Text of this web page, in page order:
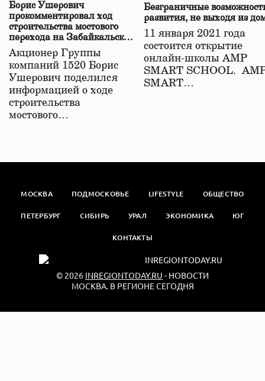
Борис Ушерович
прокомментировал ход
строительства мостового
перехода на Забайкальской
железной дороге
Акционер Группы
компаний 1520 Борис
Ушерович поделился
информацией о ходе
строительства
мостового…
Безграничные
развития, не выходя из
11 января 2021 года
состоится открытие
онлайн-школы АМР
SMART SCHOOL.
SMART…
МОСКВА ПОДМОСКОВЬЕ LIFESTYLE ОБЩЕСТВО
ПЕТЕРБУРГ СИБИРЬ УРАЛ ЭКОНОМИКА ЮГ
КОНТАКТЫ
© 2026 INREGIONTODAY.RU - НОВОСТИ
МОСКВА. В РЕГИОНЕ СЕГОДНЯ